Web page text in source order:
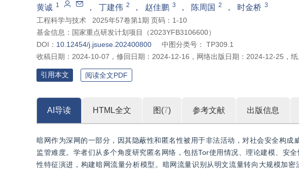
黄诚 1 ， 丁建伟 2 ， 赵佳鹏 3 ， 陈周国 2 ， 时金桥 3
工程科学与技术
2025年57卷第1期 页码：1-10
基金信息： 国家重点研发计划项目（2023YFB3106600）
DOI： 10.12454/j.jsuese.202400800 中图分类号：
TP309.1
收稿日期： 2024-10-07 ， 修回日期： 2024-12-16 ， 网络出版日期： 2024-12-25 ， 纸
引用本文 阅读全文PDF
AI导读 HTML全文 图(7) 参考文献 出版信息
暗网作为深网的一部分，因其隐蔽性和匿名性被用于非法活动，对社会安全构
监管难度。学者们从多个角度研究匿名网络，包括Tor使用情况、理论建模、安
性特征演进，构建暗网流量分析模型。暗网流量识别从明文流量转向大规模加